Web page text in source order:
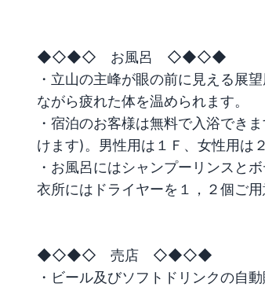
◆◇◆◇　お風呂　◇◆◇◆
・立山の主峰が眼の前に見える展
ながら疲れた体を温められます。
・宿泊のお客様は無料で入浴でき
けます)。男性用は１Ｆ、女性用は
・お風呂にはシャンプーリンスと
衣所にはドライヤーを１，２個ご用
◆◇◆◇　売店　◇◆◇◆
・ビール及びソフトドリンクの自